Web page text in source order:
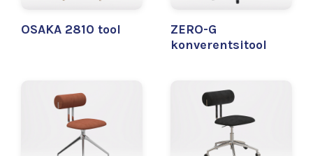
OSAKA 2810 tool
ZERO-G
konverentsitool